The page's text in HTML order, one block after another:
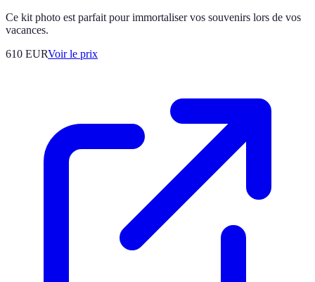
Ce kit photo est parfait pour immortaliser vos souvenirs lors de vos
vacances.
610 EURVoir le prix